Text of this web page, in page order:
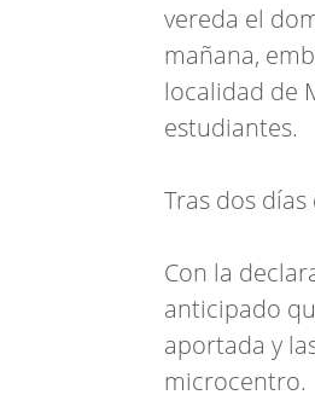
vereda el
mañana,
localidad de
estudiantes.
Tras dos
Con la
anticipado
aportada y
microcentro.